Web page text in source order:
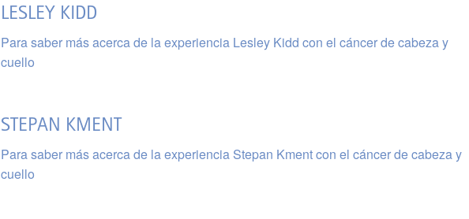
LESLEY KIDD
Para saber más acerca de la experiencia Lesley Kidd con el cáncer de cabeza y
cuello
STEPAN KMENT
Para saber más acerca de la experiencia Stepan Kment con el cáncer de cabeza y
cuello